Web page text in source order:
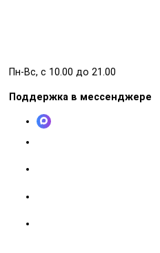
Пн-Вс, с 10.00 до 21.00
Поддержка в мессенджере